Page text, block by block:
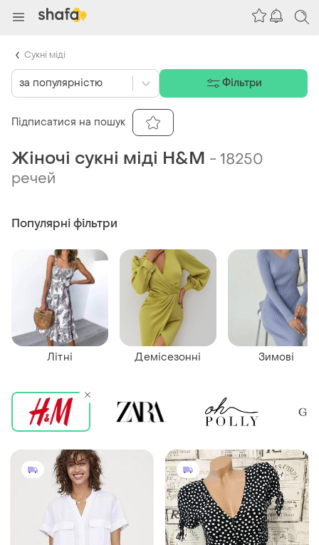
Жіночі сукні міді H&M -18250
речей
Популярні фільтри
Літні Демісезонні Зимові
за популярністю Фільтри
Підписатися на пошук
Сукні міді